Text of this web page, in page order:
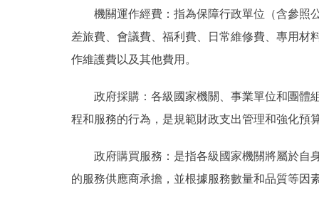
機關運作經費：指為保障行政單位（含參照公
差旅費、會議費、福利費、日常維修費、專用材
作維護費以及其他費用。
政府採購：各級國家機關、事業單位和團體組
程和服務的行為，是規範財政支出管理和強化預
政府購買服務：是指各級國家機關將屬於自身
的服務供應商承擔，並根據服務數量和品質等因